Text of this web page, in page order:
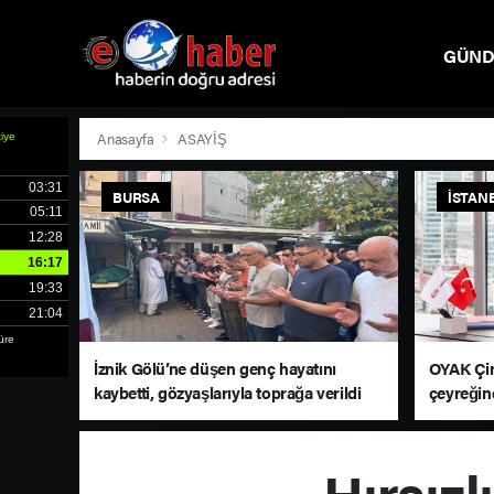
Anasayfa ASAYİŞ
BURSA
İznik Gölü’ne düşen genç hayatını
kaybetti, gözyaşlarıyla toprağa verildi
OYAK